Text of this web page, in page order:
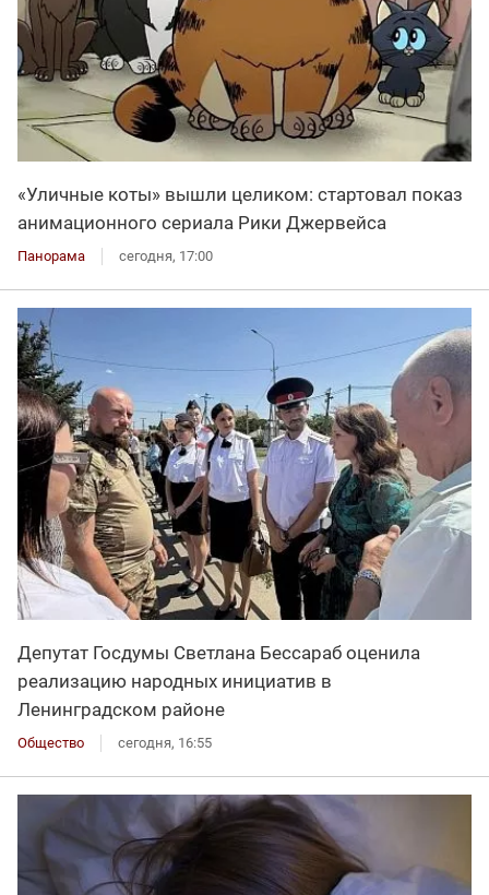
«Уличные коты» вышли целиком: стартовал показ
анимационного сериала Рики Джервейса
Панорама сегодня, 17:00
Депутат Госдумы Светлана Бессараб оценила
реализацию народных инициатив в
Ленинградском районе
Общество сегодня, 16:55